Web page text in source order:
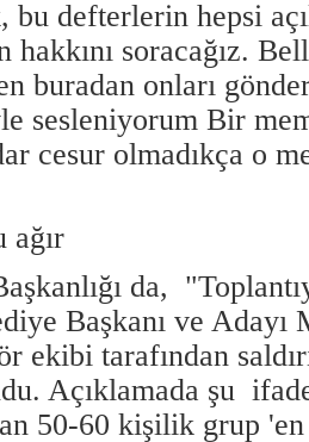
bu defterlerin hepsi
soracağız.
buradan onları
sesleniyorum Bir
cesur olmadıkça o
ağır
da,
Başkanı ve Adayı
ekibi tarafından
Açıklamada şu
50-60 kişilik grup